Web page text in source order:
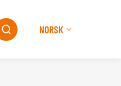
 NORSK